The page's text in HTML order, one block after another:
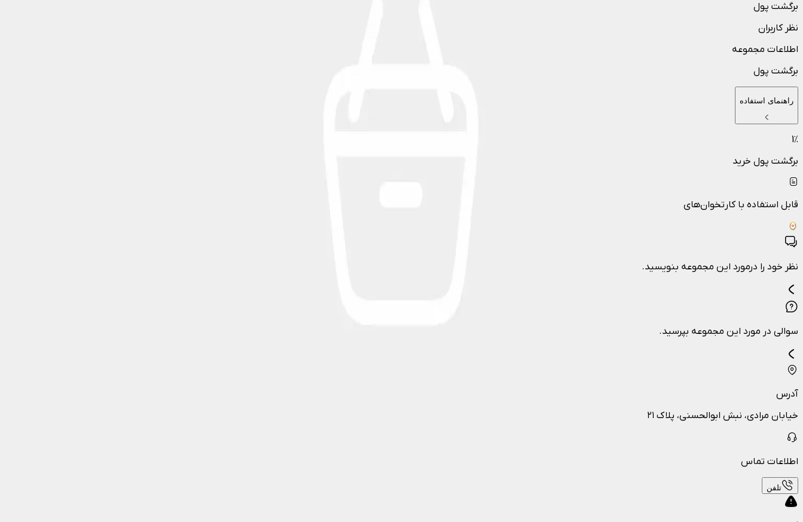
برگشت پول
نظر کاربران
اطلاعات مجموعه
برگشت پول
راهنمای استفاده
1٪
برگشت پول خرید
قابل استفاده با کارتخوان‌های
نظر خود را درمورد این مجموعه بنویسید.
سوالی در مورد این مجموعه بپرسید.
آدرس
خیابان مرادی، نبش ابوالحسنی، پلاک ۲۱
اطلاعات تماس
تلفن